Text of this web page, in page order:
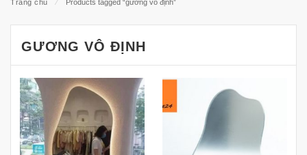
Trang chủ ⁄ Products tagged “gương vô định”
GƯƠNG VÔ ĐỊNH